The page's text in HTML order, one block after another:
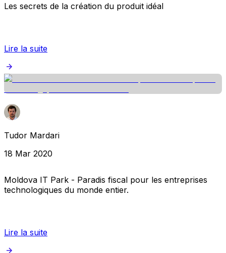
Les secrets de la création du produit idéal
Lire la suite
Tudor Mardari
18 Mar 2020
Moldova IT Park - Paradis fiscal pour les entreprises
technologiques du monde entier.
Lire la suite